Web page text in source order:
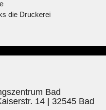
die Druckerei
Bad
14 | 32545 Bad